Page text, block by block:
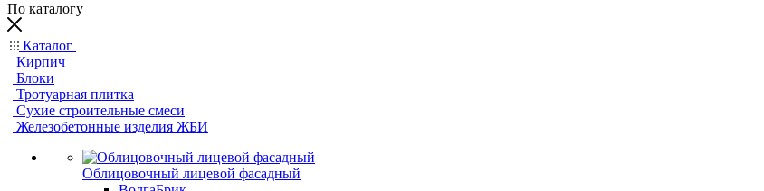
По каталогу
Каталог
Кирпич
Блоки
Тротуарная плитка
Сухие строительные смеси
Железобетонные изделия ЖБИ
Облицовочный лицевой фасадный